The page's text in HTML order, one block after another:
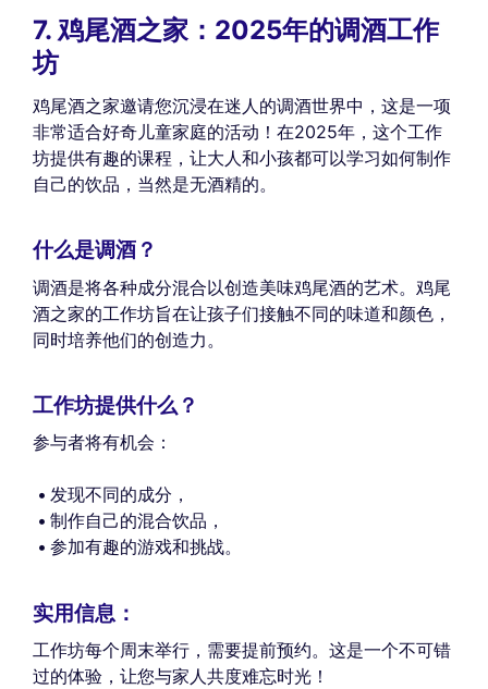
7. 鸡尾酒之家：2025年的调酒工作
坊
鸡尾酒之家邀请您沉浸在迷人的调酒世界中，这是一项
非常适合好奇儿童家庭的活动！在2025年，这个工作
坊提供有趣的课程，让大人和小孩都可以学习如何制作
自己的饮品，当然是无酒精的。
什么是调酒？
调酒是将各种成分混合以创造美味鸡尾酒的艺术。鸡尾
酒之家的工作坊旨在让孩子们接触不同的味道和颜色，
同时培养他们的创造力。
工作坊提供什么？
参与者将有机会：
发现不同的成分，
制作自己的混合饮品，
参加有趣的游戏和挑战。
实用信息：
工作坊每个周末举行，需要提前预约。这是一个不可错
过的体验，让您与家人共度难忘时光！